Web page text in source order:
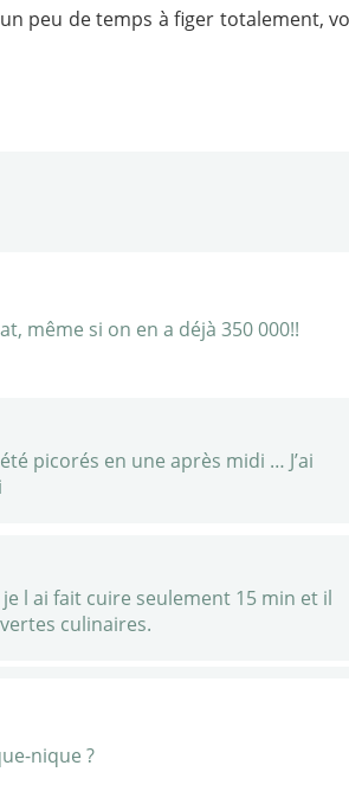
peu de temps à figer totalement,
même si on en a déjà 350 000!!
picorés en une après midi … J’ai
l ai fait cuire seulement 15 min et il
culinaires.
nique ?